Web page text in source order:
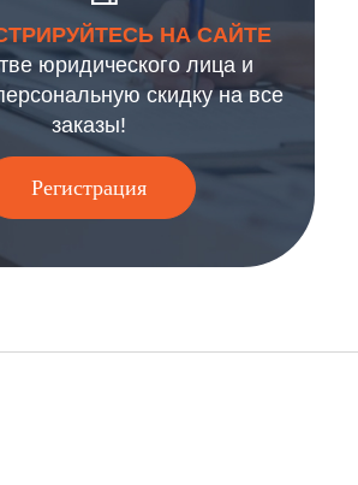
НА САЙТЕ
юридического лица и
скидку на все
заказы!
Регистрация